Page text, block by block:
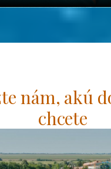
nám, akú
chcete